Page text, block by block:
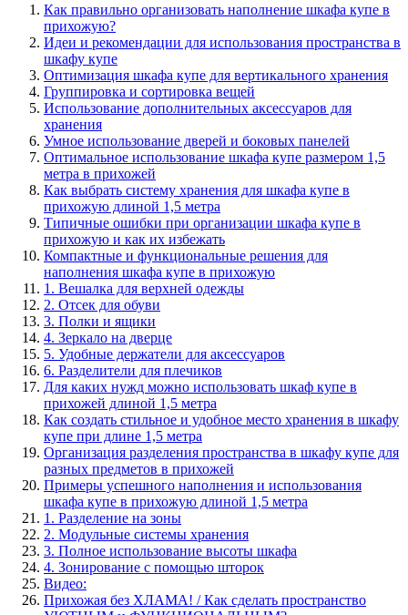
Как правильно организовать наполнение шкафа купе в
прихожую?
Идеи и рекомендации для использования пространства в
шкафу купе
Оптимизация шкафа купе для вертикального хранения
Группировка и сортировка вещей
Использование дополнительных аксессуаров для
хранения
Умное использование дверей и боковых панелей
Оптимальное использование шкафа купе размером 1,5
метра в прихожей
Как выбрать систему хранения для шкафа купе в
прихожую длиной 1,5 метра
Типичные ошибки при организации шкафа купе в
прихожую и как их избежать
Компактные и функциональные решения для
наполнения шкафа купе в прихожую
1. Вешалка для верхней одежды
2. Отсек для обуви
3. Полки и ящики
4. Зеркало на дверце
5. Удобные держатели для аксессуаров
6. Разделители для плечиков
Для каких нужд можно использовать шкаф купе в
прихожей длиной 1,5 метра
Как создать стильное и удобное место хранения в шкафу
купе при длине 1,5 метра
Организация разделения пространства в шкафу купе для
разных предметов в прихожей
Примеры успешного наполнения и использования
шкафа купе в прихожую длиной 1,5 метра
1. Разделение на зоны
2. Модульные системы хранения
3. Полное использование высоты шкафа
4. Зонирование с помощью шторок
Видео:
Прихожая без ХЛАМА! / Как сделать пространство